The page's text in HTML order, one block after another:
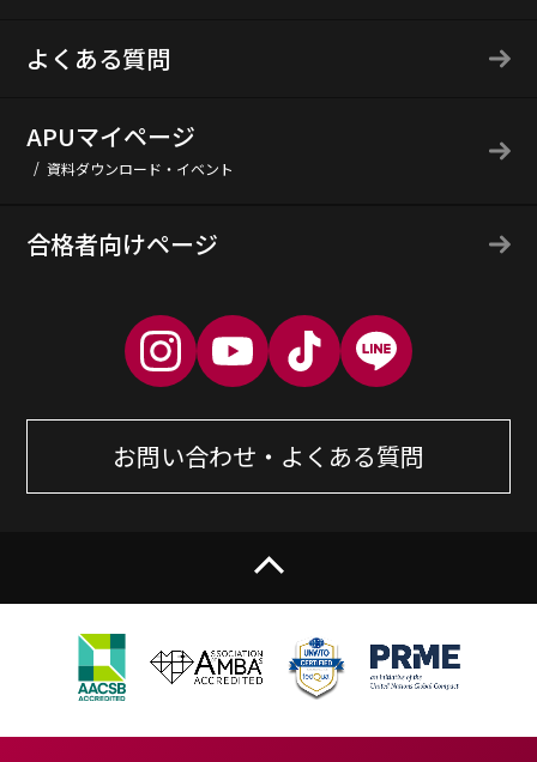
よくある質問
APUマイページ
資料ダウンロード・イベント
合格者向けページ
お問い合わせ・よくある質問